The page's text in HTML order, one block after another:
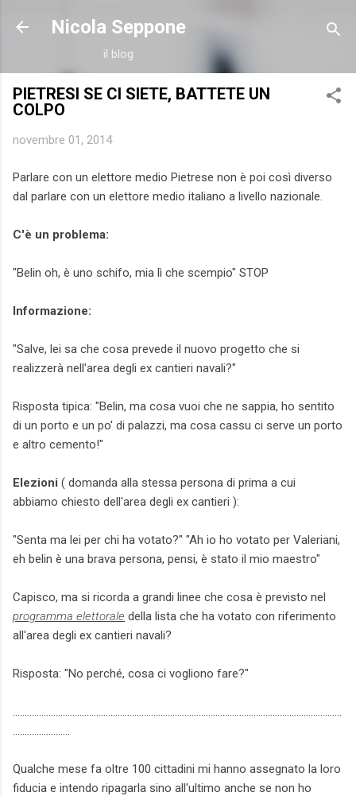
Passa ai contenuti principali
Nicola Seppone
il blog
PIETRESI SE CI SIETE, BATTETE UN
COLPO
novembre 01, 2014
Parlare con un elettore medio Pietrese non è poi così diverso
dal parlare con un elettore medio italiano a livello nazionale.
C'è un problema:
"Belin oh, è uno schifo, mia lì che scempio" STOP
Informazione:
"Salve, lei sa che cosa prevede il nuovo progetto che si
realizzerà nell'area degli ex cantieri navali?"
Risposta tipica: "Belin, ma cosa vuoi che ne sappia, ho sentito
di un porto e un po' di palazzi, ma cosa cassu ci serve un porto
e altro cemento!"
Elezioni ( domanda alla stessa persona di prima a cui
abbiamo chiesto dell'area degli ex cantieri ):
"Senta ma lei per chi ha votato?" "Ah io ho votato per Valeriani,
eh belin è una brava persona, pensi, è stato il mio maestro"
Capisco, ma si ricorda a grandi linee che cosa è previsto nel
programma elettorale della lista che ha votato con riferimento
all'area degli ex cantieri navali?
Risposta: "No perché, cosa ci vogliono fare?"
Qualche mese fa oltre 100 cittadini mi hanno assegnato la loro
fiducia e intendo ripagarla sino all'ultimo anche se non ho